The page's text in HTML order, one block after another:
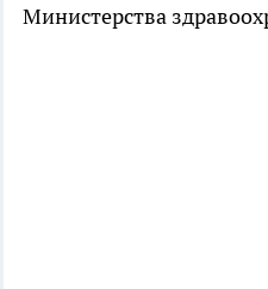
Министерства